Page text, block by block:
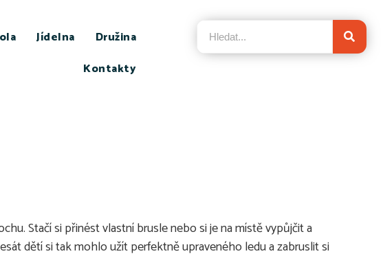
Jídelna
Družina
Kontakty
Stačí si přinést vlastní brusle nebo si je na místě vypůjčit a
dětí si tak mohlo užít perfektně upraveného ledu a zabruslit si